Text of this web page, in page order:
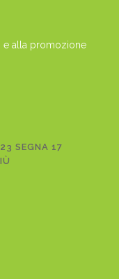
e alla promozione
SEGNA 17